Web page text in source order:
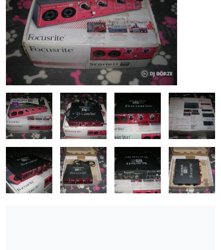
ÚJ TERMÉKEK